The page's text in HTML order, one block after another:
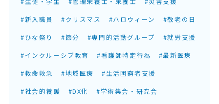
#新入職員
#クリスマス #ハロウィーン
#敬老の日
#ひな祭り
#節分 #専門的活動グループ
#就労支援
#インクルーシブ教育
#看護師特定行為
#最新医療
#救命救急
#地域医療
#生活困窮者支援
#社会的養護
#DX化
#学術集会・研究会